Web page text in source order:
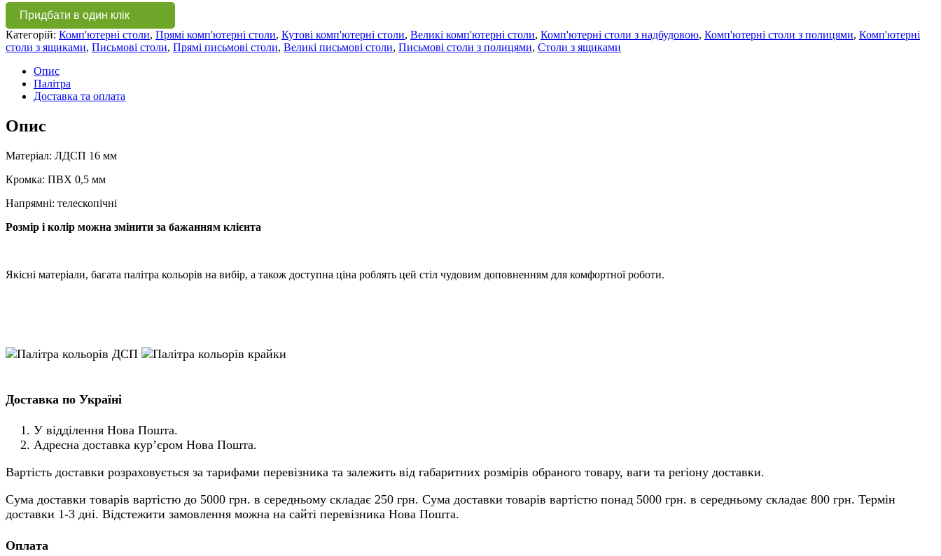
Придбати в один клік
Категорій: Комп'ютерні столи, Прямі комп'ютерні столи, Кутові комп'ютерні столи, Великі комп'ютерні столи, Комп'ютерні столи з надбудовою, Комп'ютерні столи з полицями, Комп'ютерні
столи з ящиками, Письмові столи, Прямі письмові столи, Великі письмові столи, Письмові столи з полицями, Столи з ящиками
Опис
Палітра
Доставка та оплата
Опис
Матеріал: ЛДСП 16 мм
Кромка: ПВХ 0,5 мм
Напрямні: телескопічні
Розмір і колір можна змінити за бажанням клієнта
Якісні матеріали, багата палітра кольорів на вибір, а також доступна ціна роблять цей стіл чудовим доповненням для комфортної роботи.
Доставка по Україні
У відділення Нова Пошта.
Адресна доставка кур’єром Нова Пошта.
Вартість доставки розраховується за тарифами перевізника та залежить від габаритних розмірів обраного товару, ваги та регіону доставки.
Сума доставки товарів вартістю до 5000 грн. в середньому складає 250 грн. Сума доставки товарів вартістю понад 5000 грн. в середньому складає 800 грн. Термін
доставки 1-3 дні. Відстежити замовлення можна на сайті перевізника Нова Пошта.
Оплата